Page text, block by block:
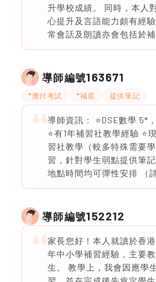
升學校成績。 同時，本人
心提升及言語能力頗有經
常會話及朗讀亦會包括於補
導師編號163671
*應付考試 *補底 提供筆記
導師資訊： ⭐️DSE數學 5*
⭐️有1年補習社教學經驗 ⭐️
習社教學（較多特殊需要
習，針對學生弱點提供筆記
地點時間均可彈性安排 （
導師編號152212
家長您好！本人就讀於香
年中小學補習經驗，主要
生。 教學上，我會因應學